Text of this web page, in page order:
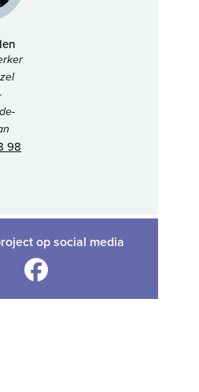
98
op social media